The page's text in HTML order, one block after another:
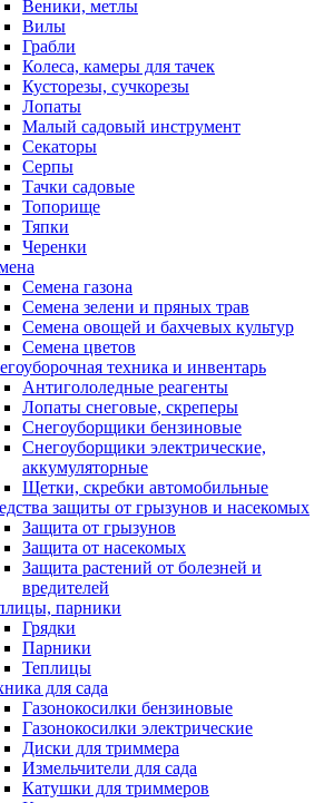
Веники, метлы
Вилы
Грабли
Колеса, камеры для тачек
Кусторезы, сучкорезы
Лопаты
Малый садовый инструмент
Секаторы
Серпы
Тачки садовые
Топорище
Тяпки
Черенки
Семена газона
Семена зелени и пряных трав
Семена овощей и бахчевых культур
Семена цветов
техника и инвентарь
Антигололедные реагенты
Лопаты снеговые, скреперы
Снегоуборщики бензиновые
Снегоуборщики электрические,
аккумуляторные
Щетки, скребки автомобильные
защиты от грызунов и насекомых
Защита от грызунов
Защита от насекомых
Защита растений от болезней и
вредителей
парники
Грядки
Парники
Теплицы
для сада
Газонокосилки бензиновые
Газонокосилки электрические
Диски для триммера
Измельчители для сада
Катушки для триммеров